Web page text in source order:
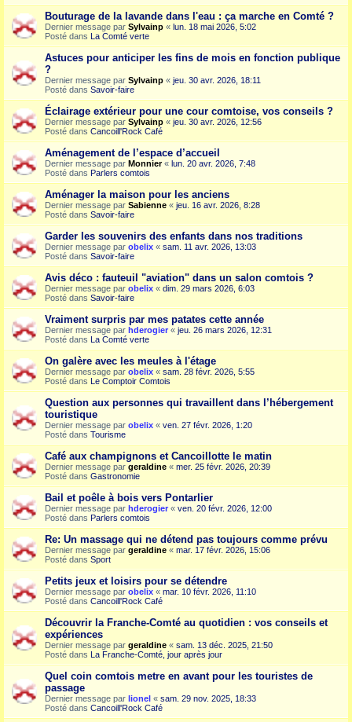
Bouturage de la lavande dans l'eau : ça marche en Comté ?
Dernier message par Sylvainp « lun. 18 mai 2026, 5:02
Posté dans La Comté verte
Astuces pour anticiper les fins de mois en fonction publique
?
Dernier message par Sylvainp « jeu. 30 avr. 2026, 18:11
Posté dans Savoir-faire
Éclairage extérieur pour une cour comtoise, vos conseils ?
Dernier message par Sylvainp « jeu. 30 avr. 2026, 12:56
Posté dans Cancoill'Rock Café
Aménagement de l’espace d’accueil
Dernier message par Monnier« lun. 20 avr. 2026, 7:48
Posté dans Parlers comtois
Aménager la maison pour les anciens
Dernier message par Sabienne « jeu. 16 avr. 2026, 8:28
Posté dans Savoir-faire
Garder les souvenirs des enfants dans nos traditions
Dernier message par obelix « sam. 11 avr. 2026, 13:03
Posté dans Savoir-faire
Avis déco : fauteuil "aviation" dans un salon comtois ?
Dernier message par obelix « dim. 29 mars 2026, 6:03
Posté dans Savoir-faire
Vraiment surpris par mes patates cette année
Dernier message par hderogier « jeu. 26 mars 2026, 12:31
Posté dans La Comté verte
On galère avec les meules à l'étage
Dernier message par obelix « sam. 28 févr. 2026, 5:55
Posté dans Le Comptoir Comtois
Question aux personnes qui travaillent dans l’hébergement
touristique
Dernier message par obelix « ven. 27 févr. 2026, 1:20
Posté dans Tourisme
Café aux champignons et Cancoillotte le matin
Dernier message par geraldine « mer. 25 févr. 2026, 20:39
Posté dans Gastronomie
Bail et poêle à bois vers Pontarlier
Dernier message par hderogier « ven. 20 févr. 2026, 12:00
Posté dans Parlers comtois
Re: Un massage qui ne détend pas toujours comme prévu
Dernier message par geraldine « mar. 17 févr. 2026, 15:06
Posté dans Sport
Petits jeux et loisirs pour se détendre
Dernier message par obelix « mar. 10 févr. 2026, 11:10
Posté dans Cancoill'Rock Café
Découvrir la Franche-Comté au quotidien : vos conseils et
expériences
Dernier message par geraldine « sam. 13 déc. 2025, 21:50
Posté dans La Franche-Comté, jour après jour
Quel coin comtois metre en avant pour les touristes de
passage
Dernier message par lionel « sam. 29 nov. 2025, 18:33
Posté dans Cancoill'Rock Café